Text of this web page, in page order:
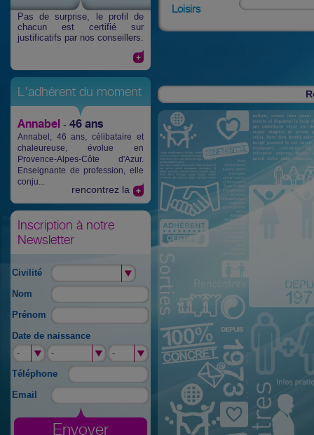
Pas de surprise, le profil de
chacun est certifié sur
justificatifs par nos conseillers.
L'adhérent du moment
Annabel - 46 ans
Annabel, 46 ans, célibataire et
chaleureuse, évolue en
Provence-Alpes-Côte d'Azur.
Enseignante de profession, elle
conju...
rencontrez la
Inscription à notre
Newsletter
Civilité
Nom
Prénom
Date de naissance
-- -- --
Téléphone
Email
Loisirs